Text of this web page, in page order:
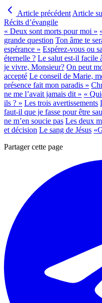
Article précédent Article
Récits d’évangile
« Deux sont morts pour moi »
grande question Ton âme te
espérance » Espérez-vous ou
éternelle ? Le salut est-il facile
je vivre, Monsieur? On peut
accepté Le conseil de Marie,
présence fait mon paradis »
ne me l’avait jamais dit » «
ils ? » Les trois avertissements
faut-il que je fasse pour être
ne m’en soucie pas Les deux
et décision Le sang de Jésus
Partager cette page